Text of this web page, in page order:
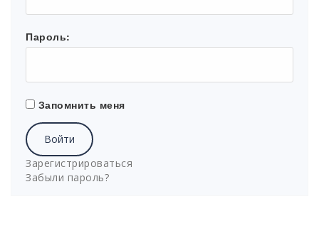
Пароль:
Запомнить меня
Войти
Зарегистрироваться
Забыли пароль?